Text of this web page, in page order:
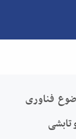
به
فناوری
تابشی